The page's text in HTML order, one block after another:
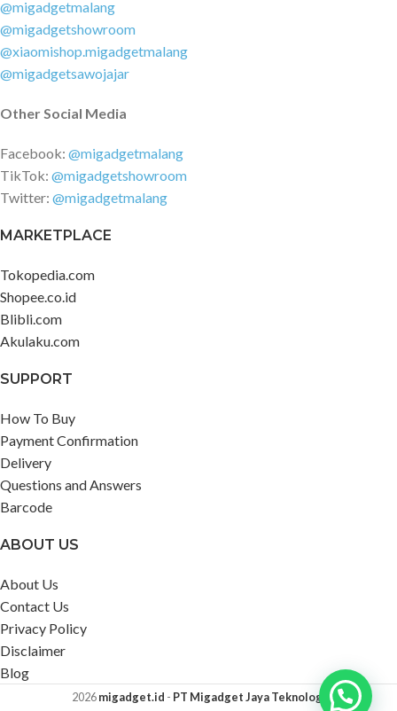
@migadgetmalang
@migadgetshowroom
@xiaomishop.migadgetmalang
@migadgetsawojajar
Other Social Media
Facebook: @migadgetmalang
TikTok: @migadgetshowroom
Twitter: @migadgetmalang
MARKETPLACE
Tokopedia.com
Shopee.co.id
Blibli.com
Akulaku.com
SUPPORT
How To Buy
Payment Confirmation
Delivery
Questions and Answers
Barcode
ABOUT US
About Us
Contact Us
Privacy Policy
Disclaimer
Blog
2026migadget.id - PT Migadget Jaya Teknologi